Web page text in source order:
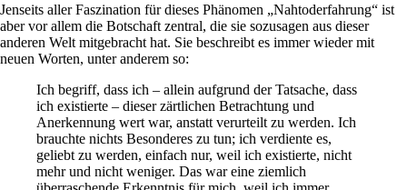
Jenseits aller Faszination für dieses Phänomen „Nahtoderfahrung“ ist
aber vor allem die Botschaft zentral, die sie sozusagen aus dieser
anderen Welt mitgebracht hat. Sie beschreibt es immer wieder mit
neuen Worten, unter anderem so:
Ich begriff, dass ich – allein aufgrund der Tatsache, dass
ich existierte – dieser zärtlichen Betrachtung und
Anerkennung wert war, anstatt verurteilt zu werden. Ich
brauchte nichts Besonderes zu tun; ich verdiente es,
geliebt zu werden, einfach nur, weil ich existierte, nicht
mehr und nicht weniger. Das war eine ziemlich